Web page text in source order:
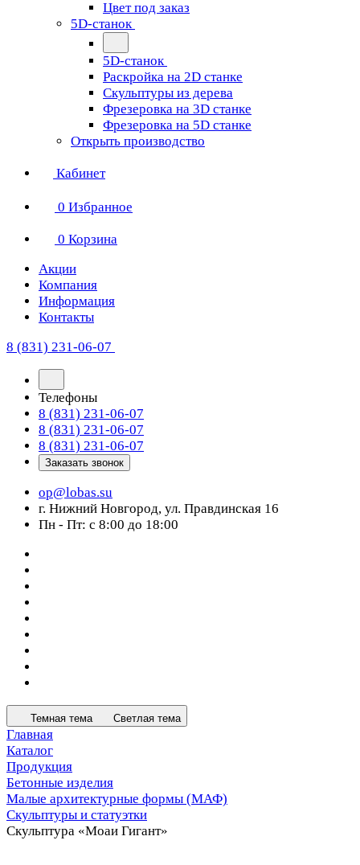
Цвет под заказ
5D-станок
5D-станок
Раскройка на 2D станке
Скульптуры из дерева
Фрезеровка на 3D станке
Фрезеровка на 5D станке
Открыть производство
Кабинет
0 Избранное
0 Корзина
Акции
Компания
Информация
Контакты
8 (831) 231-06-07
Телефоны
8 (831) 231-06-07
8 (831) 231-06-07
8 (831) 231-06-07
Заказать звонок
op@lobas.su
г. Нижний Новгород, ул. Правдинская 16
Пн - Пт: с 8:00 до 18:00
Темная тема Светлая тема
Главная
Каталог
Продукция
Бетонные изделия
Малые архитектурные формы (МАФ)
Скульптуры и статуэтки
Скульптура «Моаи Гигант»